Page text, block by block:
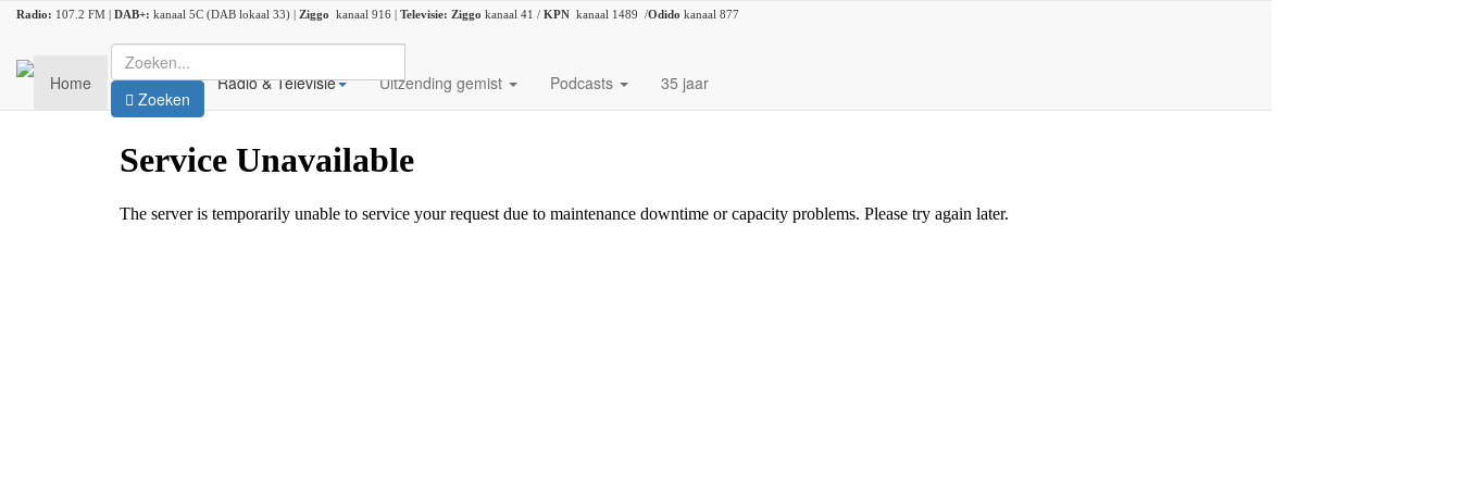
Radio: 107.2 FM | DAB+: kanaal 5C (DAB lokaal 33) | Ziggo kanaal 916 | Televisie: Ziggo kanaal 41 / KPN kanaal 1489 /Odido kanaal 877
Home Nieuws Radio & Televisie Uitzending gemist Podcasts 35 jaar
Zoeken